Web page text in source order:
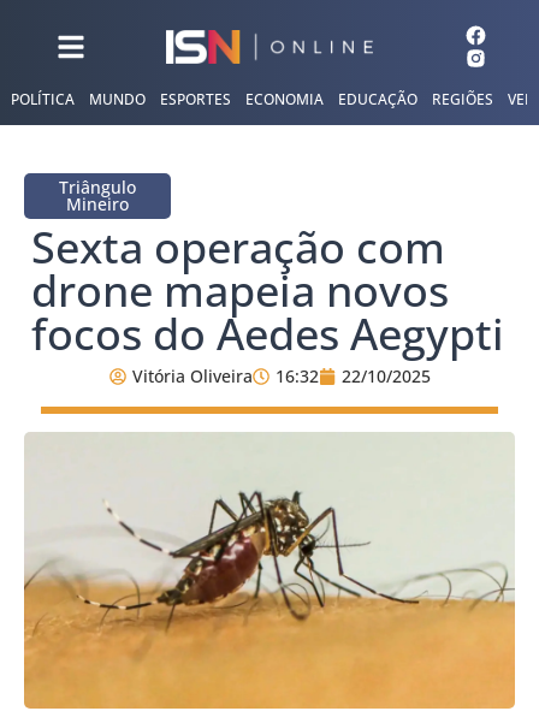
POLÍTICA MUNDO ESPORTES ECONOMIA EDUCAÇÃO REGIÕES
Triângulo
Mineiro
Sexta operação com
drone mapeia novos
focos do Aedes Aegypti
Vitória Oliveira 16:32 22/10/2025